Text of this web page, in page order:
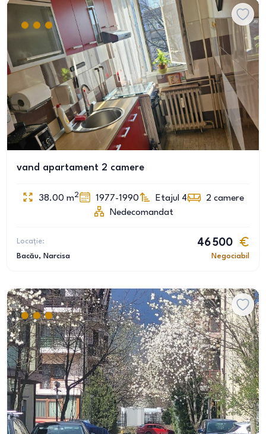
vand apartament 2 camere
38.00 m2 1977-1990 Etajul 4 2 camere
Nedecomandat
Locație:
Bacău, Narcisa
46 500
Negociabil